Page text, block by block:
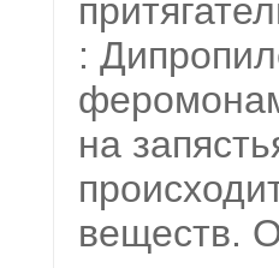
:
на
веществ.